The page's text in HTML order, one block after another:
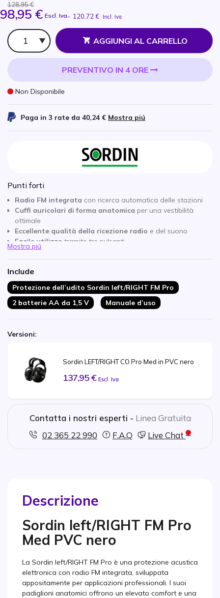
128,95 €
98,95 € Escl. Iva- 120,72 € Incl. Iva
Qtà
AGGIUNGI AL CARRELLO
PREVENTIVO IN 4 ORE
Non Disponibile
Paga in 3 rate da 40,24 € Mostra piú
Punti forti
Radio FM integrata con ricerca automatica delle stazioni
Cuffi auricolari di forma anatomica per una vestibilità
ottimale
Eccellente qualità della ricezione radio e del suono
Facile utilizzo tramite tre pulsanti
Funzione di risparmio della batteria
autonomia
Ingresso AUX per lettori MP3
Valore SNR di 27 dBper una protezione efficace
Peso di soli 326 grammiper un elevato comfort di utilizzo
Mostra piú
Include
Protezione dell’udito Sordin left/RIGHT FM Pro
2 batterie AA da 1,5 V
Manuale d’uso
Versioni:
Sordin LEFT/RIGHT CO Pro Med in PVC nero
137,95 € Escl. Iva
Contatta i nostri esperti - Linea Gratuita
02 365 22 990
F.A.Q Live Chat
Descrizione
Sordin left/RIGHT FM Pro
Med PVC nero
La Sordin left/RIGHT FM Pro è una protezione acustica
elettronica con radio FM integrata, sviluppata
appositamente per applicazioni professionali. I suoi
padiglioni anatomici offrono un elevato comfort e una